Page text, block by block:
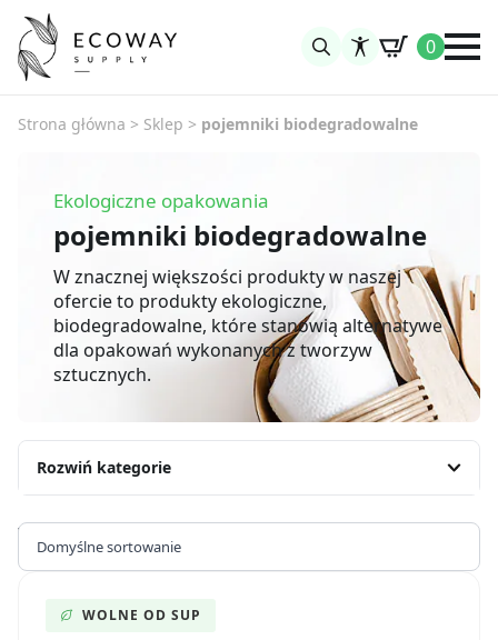
0
Strona główna > Sklep > pojemniki biodegradowalne
Ekologiczne opakowania
pojemniki biodegradowalne
W znacznej większości produkty w naszej
ofercie to produkty ekologiczne,
biodegradowalne, które stanowią alternatywe
dla opakowań wykonanych z tworzyw
sztucznych.
Rozwiń kategorie
Wyświetlanie wszystkich wyników: 4
WOLNE OD SUP